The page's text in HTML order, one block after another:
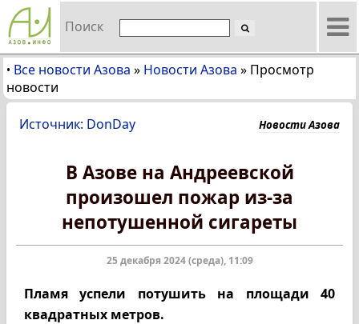
Поиск
• Все новости Азова » Новости Азова » Просмотр
новости
Источник: DonDay Новости Азова
В Азове на Андреевской
произошел пожар из-за
непотушенной сигареты
25 декабря 2024 (среда), 11:09
Пламя успели потушить на площади 40
квадратных метров.